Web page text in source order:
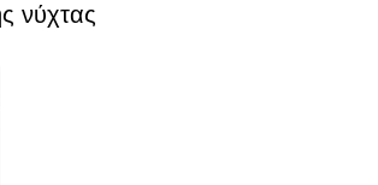
νύχτας